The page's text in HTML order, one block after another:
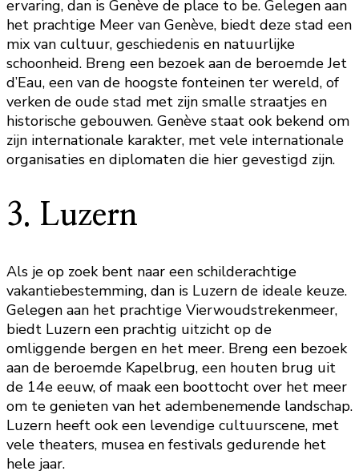
ervaring, dan is Genève de place to be. Gelegen aan
het prachtige Meer van Genève, biedt deze stad een
mix van cultuur, geschiedenis en natuurlijke
schoonheid. Breng een bezoek aan de beroemde Jet
d’Eau, een van de hoogste fonteinen ter wereld, of
verken de oude stad met zijn smalle straatjes en
historische gebouwen. Genève staat ook bekend om
zijn internationale karakter, met vele internationale
organisaties en diplomaten die hier gevestigd zijn.
3. Luzern
Als je op zoek bent naar een schilderachtige
vakantiebestemming, dan is Luzern de ideale keuze.
Gelegen aan het prachtige Vierwoudstrekenmeer,
biedt Luzern een prachtig uitzicht op de
omliggende bergen en het meer. Breng een bezoek
aan de beroemde Kapelbrug, een houten brug uit
de 14e eeuw, of maak een boottocht over het meer
om te genieten van het adembenemende landschap.
Luzern heeft ook een levendige cultuurscene, met
vele theaters, musea en festivals gedurende het
hele jaar.